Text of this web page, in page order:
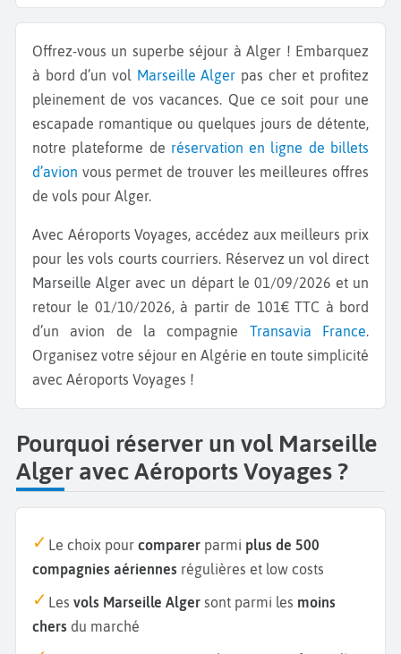
Offrez-vous un superbe séjour à Alger ! Embarquez
à bord d’un vol Marseille Alger pas cher et profitez
pleinement de vos vacances. Que ce soit pour une
escapade romantique ou quelques jours de détente,
notre plateforme de réservation en ligne de billets
d’avion vous permet de trouver les meilleures offres
de vols pour Alger.
Avec Aéroports Voyages, accédez aux meilleurs prix
pour les vols courts courriers. Réservez un vol direct
Marseille Algeravec un départ le 01/09/2026 et un
retour le 01/10/2026, à partir de 101€ TTC à bord
d’un avion de la compagnie Transavia France.
Organisez votre séjour en Algérie en toute simplicité
avec Aéroports Voyages !
Pourquoi réserver un vol Marseille
Alger avec Aéroports Voyages ?
Le choix pour comparer parmi plus de 500
compagnies aériennes régulières et low costs
Les vols Marseille Alger sont parmi les moins
chers du marché